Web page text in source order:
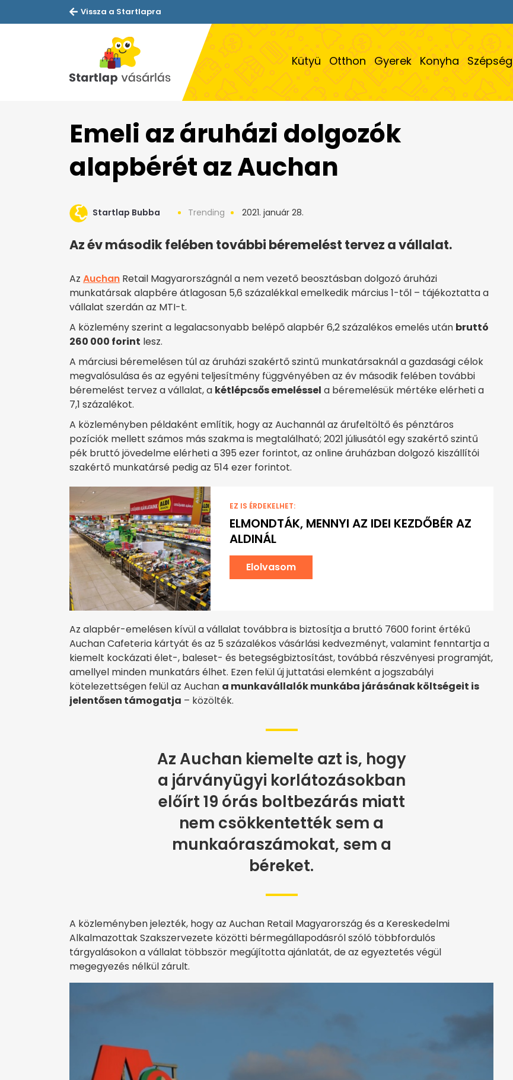
Vissza a Startlapra
Kütyü Otthon Gyerek Konyha Szépség
Emeli az áruházi dolgozók
alapbérét az Auchan
Startlap Bubba Trending 2021. január 28.
Az év második felében további béremelést tervez a vállalat.
Az Auchan Retail Magyarországnál a nem vezető beosztásban dolgozó áruházi
munkatársak alapbére átlagosan 5,6 százalékkal emelkedik március 1-től – tájékoztatta a
vállalat szerdán az MTI-t.
A közlemény szerint a legalacsonyabb belépő alapbér 6,2 százalékos emelés után bruttó
260 000 forint lesz.
A márciusi béremelésen túl az áruházi szakértő szintű munkatársaknál a gazdasági célok
megvalósulása és az egyéni teljesítmény függvényében az év második felében további
béremelést tervez a vállalat, a kétlépcsős emeléssel a béremelésük mértéke elérheti a
7,1 százalékot.
A közleményben példaként említik, hogy az Auchannál az árufeltöltő és pénztáros
pozíciók mellett számos más szakma is megtalálható; 2021 júliusától egy szakértő szintű
pék bruttó jövedelme elérheti a 395 ezer forintot, az online áruházban dolgozó kiszállítói
szakértő munkatársé pedig az 514 ezer forintot.
EZ IS ÉRDEKELHET:
ELMONDTÁK, MENNYI AZ IDEI KEZDŐBÉR AZ
ALDINÁL
Elolvasom
Az alapbér-emelésen kívül a vállalat továbbra is biztosítja a bruttó 7600 forint értékű
Auchan Cafeteria kártyát és az 5 százalékos vásárlási kedvezményt, valamint fenntartja a
kiemelt kockázati élet-, baleset- és betegségbiztosítást, továbbá részvényesi programját,
amellyel minden munkatárs élhet. Ezen felül új juttatási elemként a jogszabályi
kötelezettségen felül az Auchan a munkavállalók munkába járásának költségeit is
jelentősen támogatja – közölték.
Az Auchan kiemelte azt is, hogy
a járványügyi korlátozásokban
előírt 19 órás boltbezárás miatt
nem csökkentették sem a
munkaóraszámokat, sem a
béreket.
A közleményben jelezték, hogy az Auchan Retail Magyarország és a Kereskedelmi
Alkalmazottak Szakszervezete közötti bérmegállapodásról szóló többfordulós
tárgyalásokon a vállalat többször megújította ajánlatát, de az egyeztetés végül
megegyezés nélkül zárult.